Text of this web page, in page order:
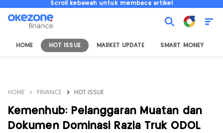
Scroll kebawah untuk membaca artikel
HOME HOT ISSUE MARKET UPDATE SMART MONEY
HOME FINANCE HOT ISSUE
Kemenhub: Pelanggaran Muatan dan
Dokumen Dominasi Razia Truk ODOL